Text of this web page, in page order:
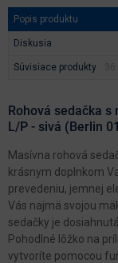
Popis produktu
Diskusia
Súvisiace produkty
Rohová sedačka
L/P - sivá (Berlin
Masívna rohová
krásnym doplnkom
prevedeniu, jemnej
Vás najmä svojou
sedačky je
Pohodlné lôžko na
vytvoríte pomocou